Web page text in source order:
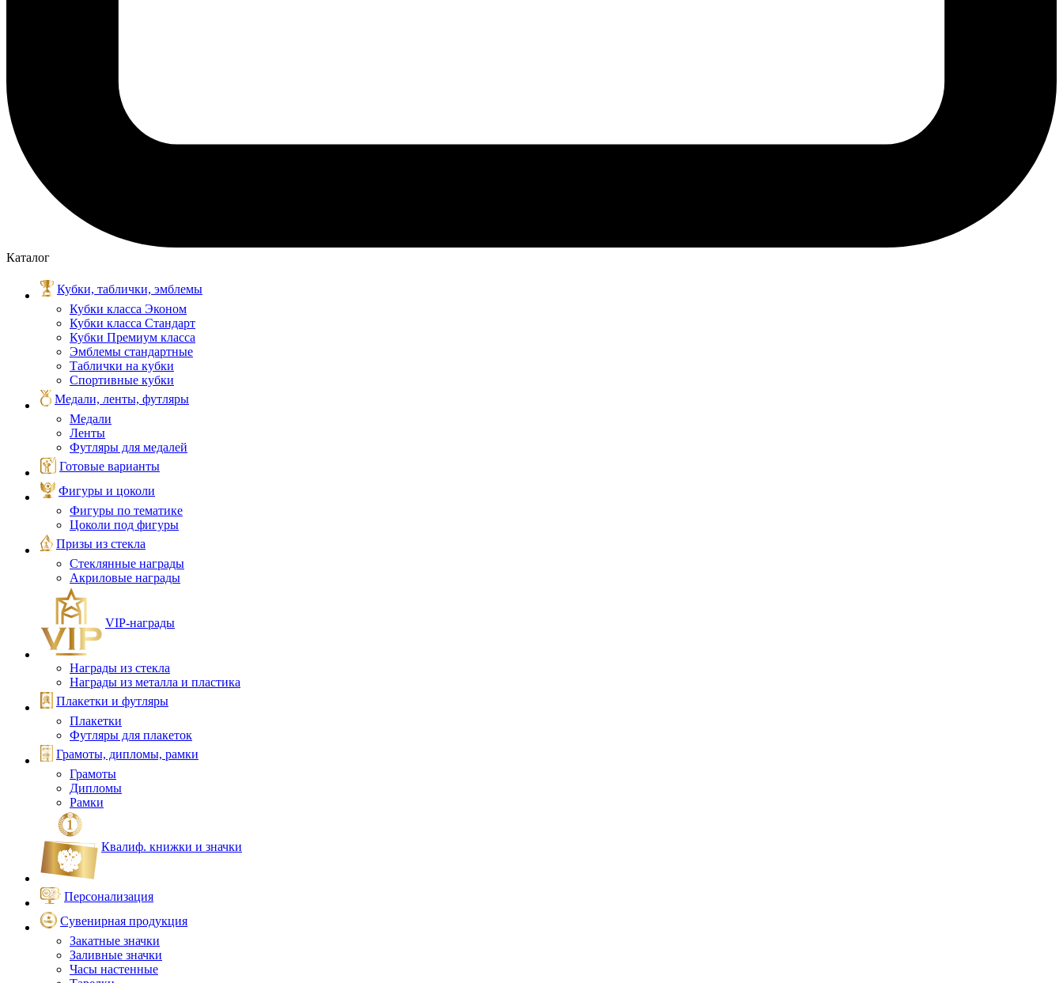
Каталог
Кубки, таблички, эмблемы
Кубки класса Эконом
Кубки класса Стандарт
Кубки Премиум класса
Эмблемы стандартные
Таблички на кубки
Спортивные кубки
Медали, ленты, футляры
Медали
Ленты
Футляры для медалей
Готовые варианты
Фигуры и цоколи
Фигуры по тематике
Цоколи под фигуры
Призы из стекла
Стеклянные награды
Акриловые награды
VIP‑награды
Награды из стекла
Награды из металла и пластика
Плакетки и футляры
Плакетки
Футляры для плакеток
Грамоты, дипломы, рамки
Грамоты
Дипломы
Рамки
Квалиф. книжки и значки
Персонализация
Сувенирная продукция
Закатные значки
Заливные значки
Часы настенные